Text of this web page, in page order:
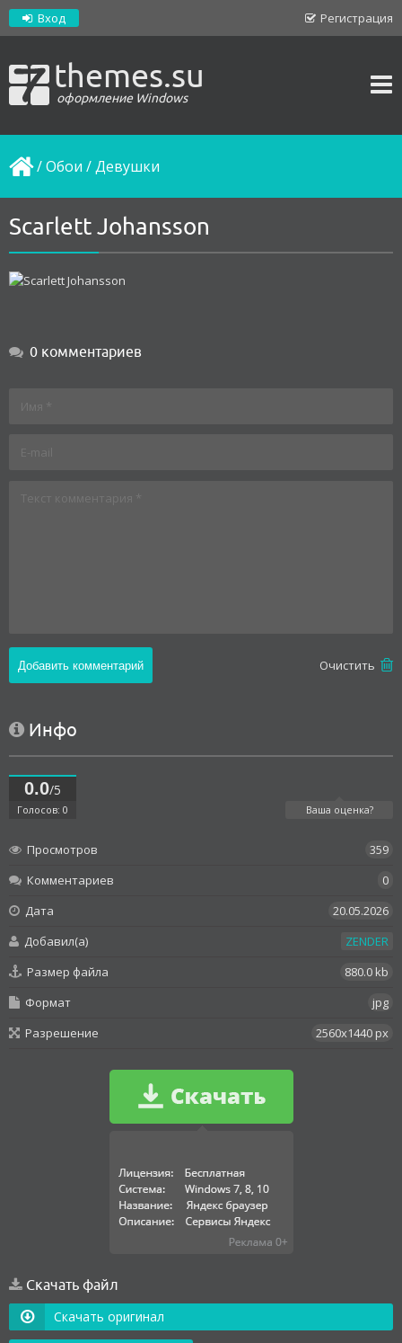
Регистрация
Вход
themes.su
оформление Windows
/Обои /Девушки
Scarlett Johansson
0 комментариев
Oчистить
Инфо
0.0/5
Голосов: 0 Ваша оценка?
Просмотров
359
Комментариев
0
Дата
20.05.2026
Добавил(а)
ZENDER
Размер файла
880.0 kb
Формат
jpg
Разрешение
2560x1440 px
Скачать файл
Скачать оригинал